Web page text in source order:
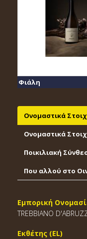
Φιάλη
Ονομαστικά
Ονομαστικά
Ποικιλιακή
Που αλλού στο
Εμπορική
TREBBIANO
Εκθέτης (EL)